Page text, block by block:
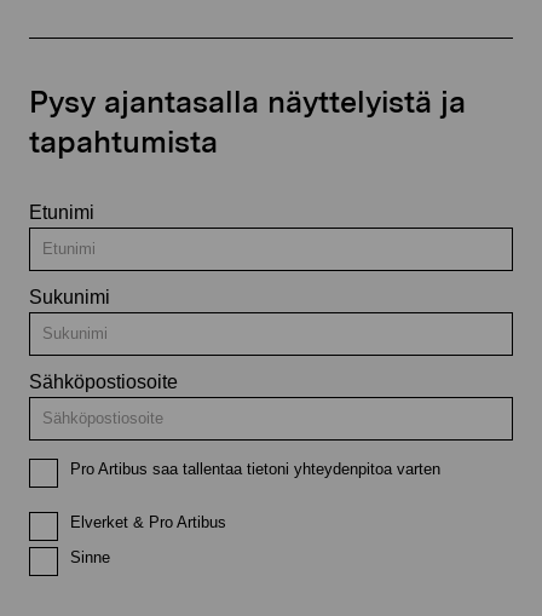
Pysy ajantasalla näyttelyistä ja
tapahtumista
Etunimi
Sukunimi
Sähköpostiosoite
Pro Artibus saa tallentaa tietoni yhteydenpitoa varten
Elverket & Pro Artibus
Sinne